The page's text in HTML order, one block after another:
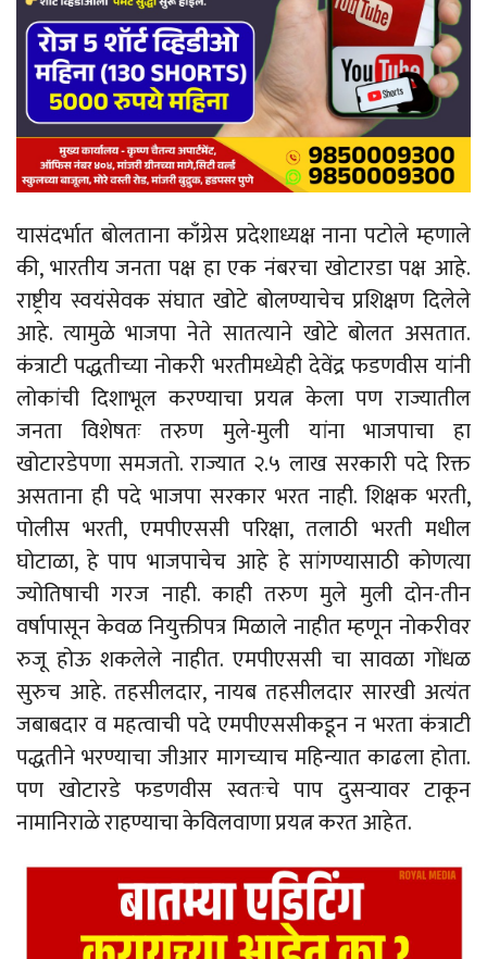
यासंदर्भात बोलताना काँग्रेस प्रदेशाध्यक्ष नाना पटोले म्हणाले
की, भारतीय जनता पक्ष हा एक नंबरचा खोटारडा पक्ष आहे.
राष्ट्रीय स्वयंसेवक संघात खोटे बोलण्याचेच प्रशिक्षण दिलेले
आहे. त्यामुळे भाजपा नेते सातत्याने खोटे बोलत असतात.
कंत्राटी पद्धतीच्या नोकरी भरतीमध्येही देवेंद्र फडणवीस यांनी
लोकांची दिशाभूल करण्याचा प्रयत्न केला पण राज्यातील
जनता विशेषतः तरुण मुले-मुली यांना भाजपाचा हा
खोटारडेपणा समजतो. राज्यात २.५ लाख सरकारी पदे रिक्त
असताना ही पदे भाजपा सरकार भरत नाही. शिक्षक भरती,
पोलीस भरती, एमपीएससी परिक्षा, तलाठी भरती मधील
घोटाळा, हे पाप भाजपाचेच आहे हे सांगण्यासाठी कोणत्या
ज्योतिषाची गरज नाही. काही तरुण मुले मुली दोन-तीन
वर्षापासून केवळ नियुक्तीपत्र मिळाले नाहीत म्हणून नोकरीवर
रुजू होऊ शकलेले नाहीत. एमपीएससी चा सावळा गोंधळ
सुरुच आहे. तहसीलदार, नायब तहसीलदार सारखी अत्यंत
जबाबदार व महत्वाची पदे एमपीएससीकडून न भरता कंत्राटी
पद्धतीने भरण्याचा जीआर मागच्याच महिन्यात काढला होता.
पण खोटारडे फडणवीस स्वतःचे पाप दुसऱ्यावर टाकून
नामानिराळे राहण्याचा केविलवाणा प्रयत्न करत आहेत.